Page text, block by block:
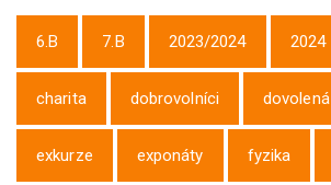
6.B 7.B 2023/2024 2024
charita dobrovolníci dovolená
exkurze exponáty fyzika